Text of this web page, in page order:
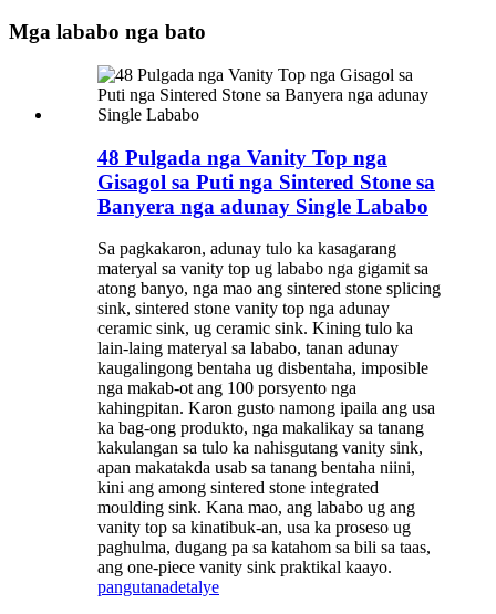
Mga lababo nga bato
48 Pulgada nga Vanity Top nga
Gisagol sa Puti nga Sintered Stone sa
Banyera nga adunay Single Lababo
Sa pagkakaron, adunay tulo ka kasagarang
materyal sa vanity top ug lababo nga gigamit sa
atong banyo, nga mao ang sintered stone splicing
sink, sintered stone vanity top nga adunay
ceramic sink, ug ceramic sink. Kining tulo ka
lain-laing materyal sa lababo, tanan adunay
kaugalingong bentaha ug disbentaha, imposible
nga makab-ot ang 100 porsyento nga
kahingpitan. Karon gusto namong ipaila ang usa
ka bag-ong produkto, nga makalikay sa tanang
kakulangan sa tulo ka nahisgutang vanity sink,
apan makatakda usab sa tanang bentaha niini,
kini ang among sintered stone integrated
moulding sink. Kana mao, ang lababo ug ang
vanity top sa kinatibuk-an, usa ka proseso ug
paghulma, dugang pa sa katahom sa bili sa taas,
ang one-piece vanity sink praktikal kaayo.
pangutanadetalye